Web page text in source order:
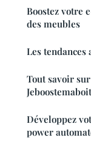
Boostez votre
des meubles
Les
Tout savoir
Développez
power